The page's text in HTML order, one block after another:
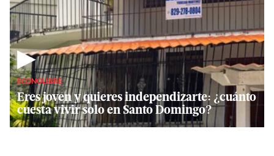
▶
ECONOLIBRE
Eres joven y quieres independizarte: ¿cuánto
cuesta vivir solo en Santo Domingo?